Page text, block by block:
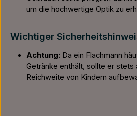
um die hochwertige Optik zu
Wichtiger
Achtung: Da ein Flachmann
Getränke enthält, sollte er stets
Reichweite von Kindern